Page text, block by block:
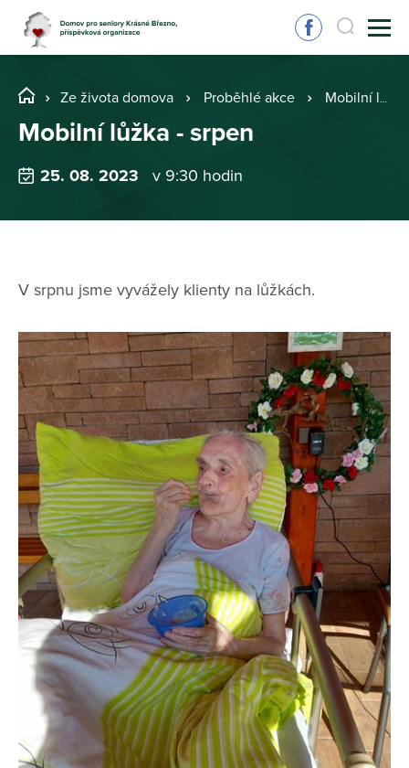
Ze života domova Proběhlé akce Mobilní lůžka - srpen
Mobilní lůžka - srpen
25. 08. 2023 v 9:30 hodin
V srpnu jsme vyvážely klienty na lůžkách.